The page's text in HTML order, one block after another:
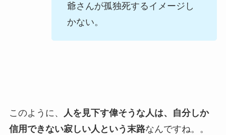
爺さんが孤独死するイメージし
かない。
このように、
人を見下す偉そうな人は、自分しか
信用できない寂しい人という末路なんですね。。